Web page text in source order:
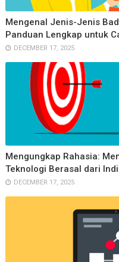
Mengenal Jenis-Jenis
Panduan Lengkap untuk
DECEMBER 17, 2025
Mengungkap Rahasia:
Teknologi Berasal dari
DECEMBER 17, 2025